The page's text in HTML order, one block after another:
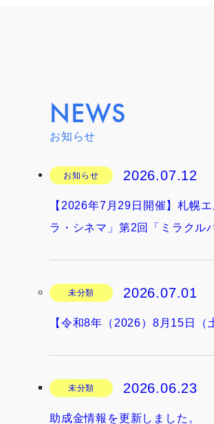
NEWS
お知らせ
お知らせ 2026.07.12
【2026年7月29日開催】札幌
ラ・シネマ」第2回「ミラクル
未分類 2026.07.01
【令和8年（2026）8月15日（
未分類 2026.06.23
助成金情報を更新しました。